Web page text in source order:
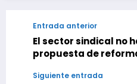
Entrada anterior
El sector sindical no
propuesta de
Siguiente entrada